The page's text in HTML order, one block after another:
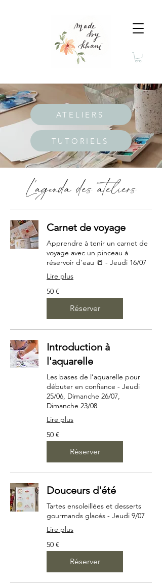
ATELIERS
TUTORIELS
L'agenda des ateliers
Carnet de voyage
Apprendre à tenir un carnet de
voyage avec un pinceau à
réservoir d'eau 📒 - Jeudi 16/07
Lire plus
50
euros
50 €
Réserver
Introduction à
l'aquarelle
Les bases de l’aquarelle pour
débuter en confiance - Jeudi
25/06, Dimanche 26/07,
Dimanche 23/08
Lire plus
50
euros
50 €
Réserver
Douceurs d'été
Tartes ensoleillées et desserts
gourmands glacés - Jeudi 9/07
Lire plus
50
euros
50 €
Réserver